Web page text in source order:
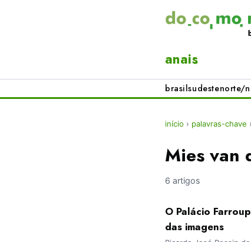
anais
brasilsudestenorte/
início › palavras-chave ›
Mies van
6 artigos
O Palácio
das imagens